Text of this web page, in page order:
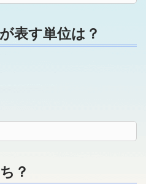
す単位は？
？